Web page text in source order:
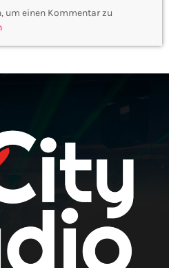
um einen Kommentar zu